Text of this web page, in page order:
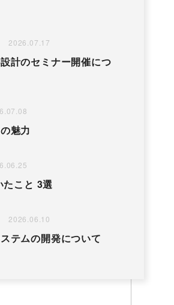
2026.07.17
計のセミナー開催につ
魅力
こと 3選
2026.06.10
テムの開発について